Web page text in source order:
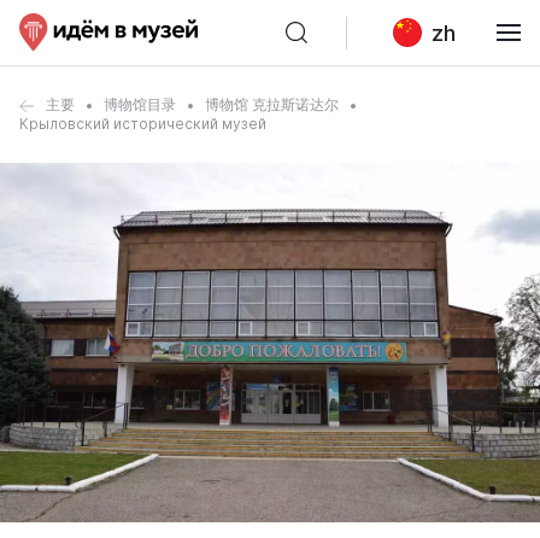
zh
主要 博物馆目录
博物馆 克拉斯诺达尔
Крыловский исторический музей